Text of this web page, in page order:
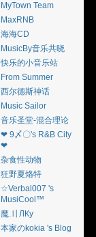
MyTown Team
MaxRNB
海海CD
MusicBy音乐共晓
快乐的小音乐站
From Summer
西尔德斯神话
Music Sailor
音乐圣堂-混合理论
❤ 9〆〇's R&B City
❤
杂食性动物
狂野夏烙特
☆Verbal007 's
MusiCool™
魔.〢ЛКу
本家のkokia 's Blog